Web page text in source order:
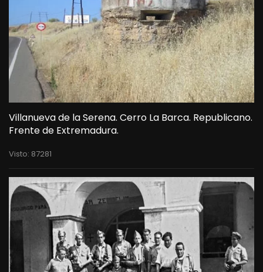
Villanueva de la Serena. Cerro La Barca. Republicano.
Frente de Extremadura.
Visto: 87281